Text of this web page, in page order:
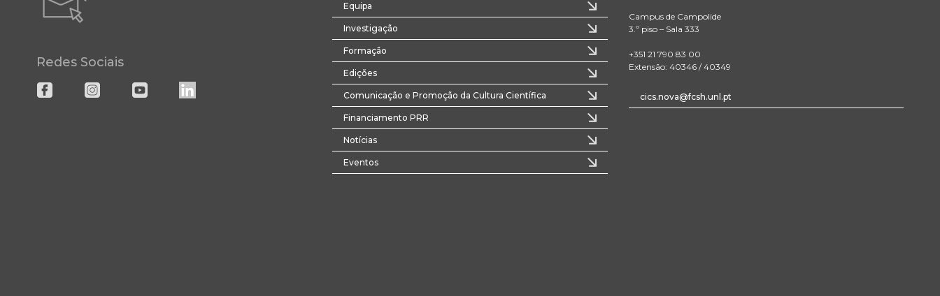
Redes Sociais
Equipa
Investigação
Formação
Edições
Comunicação e Promoção da Cultura Científica
Financiamento PRR
Notícias
Eventos
Campus de Campolide
3.º piso – Sala 333
+351 21 790 83 00
Extensão: 40346 / 40349
cics.nova@fcsh.unl.pt